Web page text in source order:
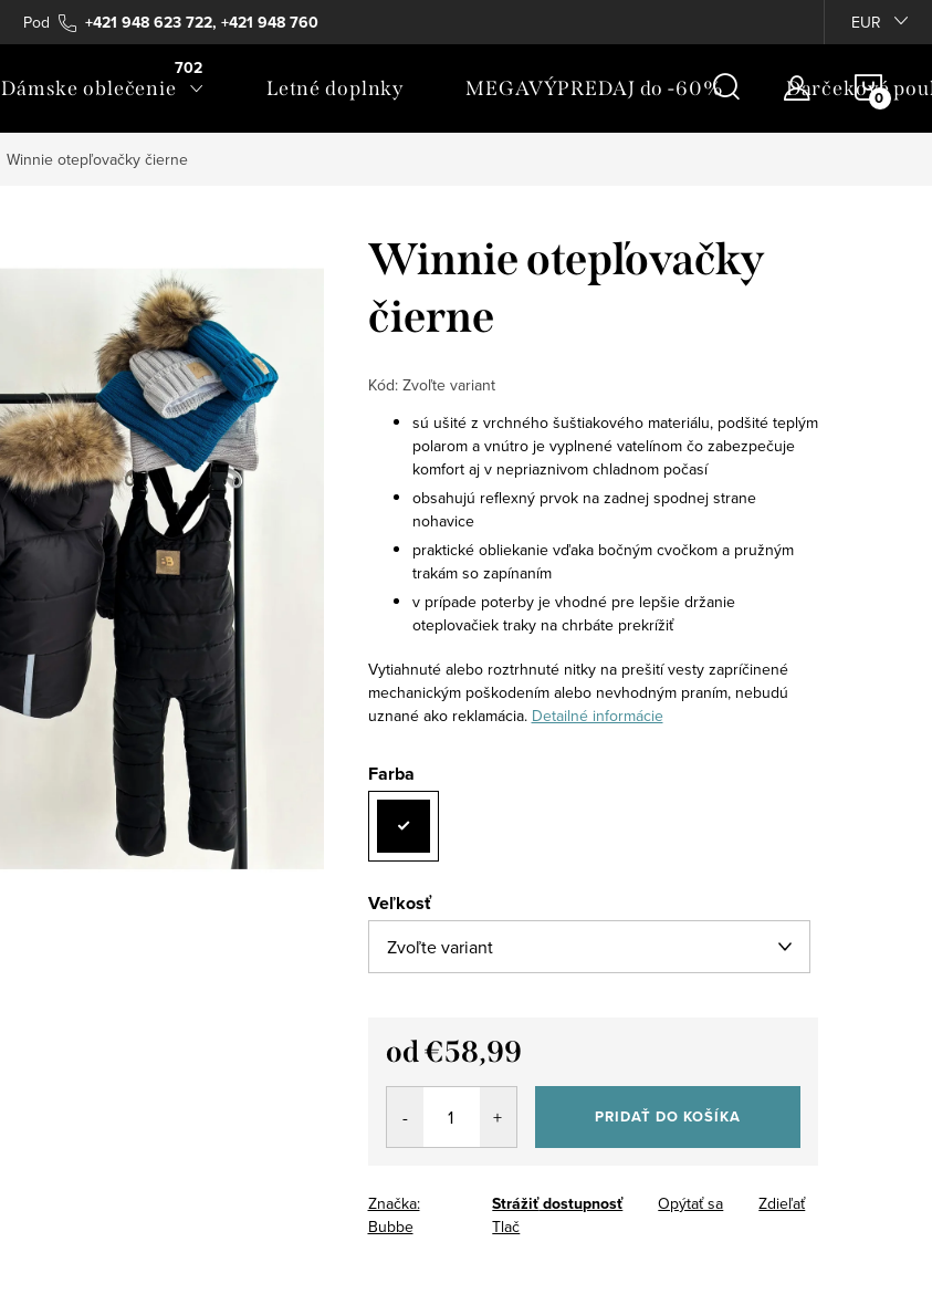
+421 948 623 722, +421 948 760
702
Podmienky ochrany osobných údajov EUR
Dámske oblečenie Letné doplnky MEGAVÝPREDAJ do -60% Darčekové
Winnie otepľovačky čierne
Winnie otepľovačky
čierne
Kód: Zvoľte variant
sú ušité z vrchného šuštiakového materiálu, podšité teplým
polarom a vnútro je vyplnené vatelínom čo zabezpečuje
komfort aj v nepriaznivom chladnom počasí
obsahujú reflexný prvok na zadnej spodnej strane
nohavice
praktické obliekanie vďaka bočným cvočkom a pružným
trakám so zapínaním
v prípade poterby je vhodné pre lepšie držanie
oteplovačiek traky na chrbáte prekrížiť
Vytiahnuté alebo roztrhnuté nitky na prešití vesty zapríčinené
mechanickým poškodením alebo nevhodným praním, nebudú
uznané ako reklamácia. Detailné informácie
Farba
Veľkosť
od€58,99
Jednotková
PRIDAŤ DO KOŠÍKA
Značka:
Bubbe
Tlač
Opýtať sa
Strážiť Zdieľať